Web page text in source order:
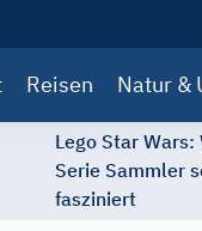
Reisen Natur &
Lego Star
Serie Sammler
fasziniert